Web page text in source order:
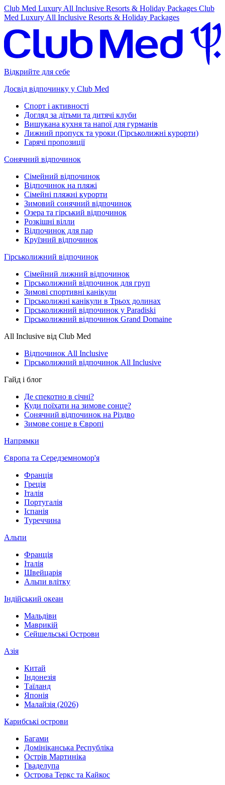
Club Med Luxury All Inclusive Resorts & Holiday Packages Club
Med Luxury All Inclusive Resorts & Holiday Packages
Відкрийте для себе
Досвід відпочинку у Club Med
Спорт і активності
Догляд за дітьми та дитячі клуби
Вишукана кухня та напої для гурманів
Лижний пропуск та уроки (Гірськолижні курорти)
Гарячі пропозиції
Сонячний відпочинок
Сімейний відпочинок
Відпочинок на пляжі
Сімейні пляжні курорти
Зимовий сонячний відпочинок
Озера та гірський відпочинок
Розкішні вілли
Відпочинок для пар
Круїзний відпочинок
Гірськолижний відпочинок
Сімейний лижний відпочинок
Гірськолижний відпочинок для груп
Зимові спортивні канікули
Гірськолижні канікули в Трьох долинах
Гірськолижний відпочинок у Paradiski
Гірськолижний відпочинок Grand Domaine
All Inclusive від Club Med
Відпочинок All Inclusive
Гірськолижний відпочинок All Inclusive
Гайд і блог
Де спекотно в січні?
Куди поїхати на зимове сонце?
Сонячний відпочинок на Різдво
Зимове сонце в Європі
Напрямки
Європа та Середземномор'я
Франція
Греція
Італія
Португалія
Іспанія
Туреччина
Альпи
Франція
Італія
Швейцарія
Альпи влітку
Індійський океан
Мальдіви
Маврикій
Сейшельські Острови
Азія
Китай
Індонезія
Таїланд
Японія
Малайзія (2026)
Карибські острови
Багами
Домініканська Республіка
Острів Мартиніка
Гваделупа
Острова Теркс та Кайкос